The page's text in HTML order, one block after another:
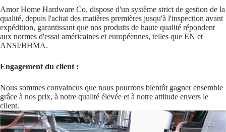
Amor Home Hardware Co. dispose d'un système strict de gestion de la
qualité, depuis l'achat des matières premières jusqu'à l'inspection avant
expédition, garantissant que nos produits de haute qualité répondent
aux normes d'essai américaines et européennes, telles que EN et
ANSI/BHMA.
Engagement du client :
Nous sommes convaincus que nous pourrons bientôt gagner ensemble
grâce à nos prix, à notre qualité élevée et à notre attitude envers le
client.